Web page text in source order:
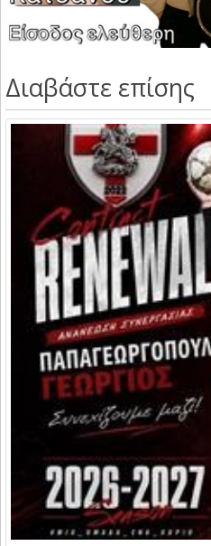
Διαβάστε επίσης